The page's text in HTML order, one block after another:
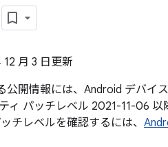
月 3 日更新
公開情報には、Android デバイ
ィ パッチレベル 2021-11-06
チレベルを確認するには、